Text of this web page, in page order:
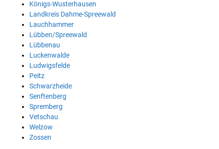
Königs-Wusterhausen
Landkreis Dahme-Spreewald
Lauchhammer
Lübben/Spreewald
Lübbenau
Luckenwalde
Ludwigsfelde
Peitz
Schwarzheide
Senftenberg
Spremberg
Vetschau
Welzow
Zossen